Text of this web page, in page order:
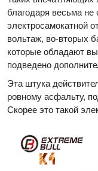
благодаря весьма
электросамокатной
вольтаж, во-вторых
которые обладают
подведено
Эта штука
ровному асфальту,
Скорее это такой